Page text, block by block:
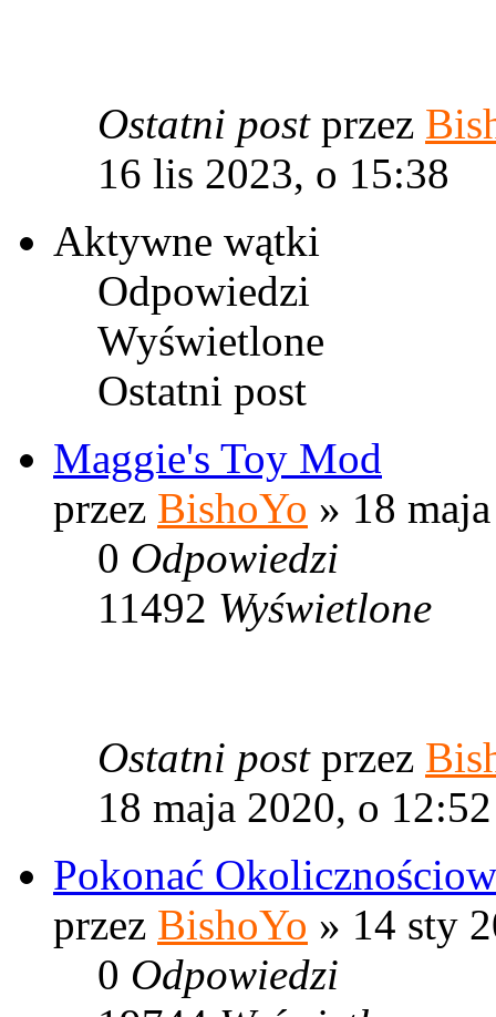
Ostatni postprzez
16 lis 2023, o 15:38
Aktywne wątki
Odpowiedzi
Wyświetlone
Ostatni post
Maggie's Toy Mod
przez BishoYo » 18
0 Odpowiedzi
11492 Wyświetlone
Ostatni post przez
18 maja 2020, o 12:52
Pokonać
przez BishoYo » 14 sty
0 Odpowiedzi